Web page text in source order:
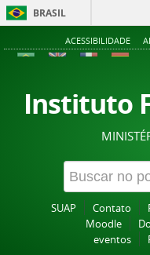
BRASIL
ACESSIBILIDADE
Instituto
SUAP Contato
Moodle
eventos